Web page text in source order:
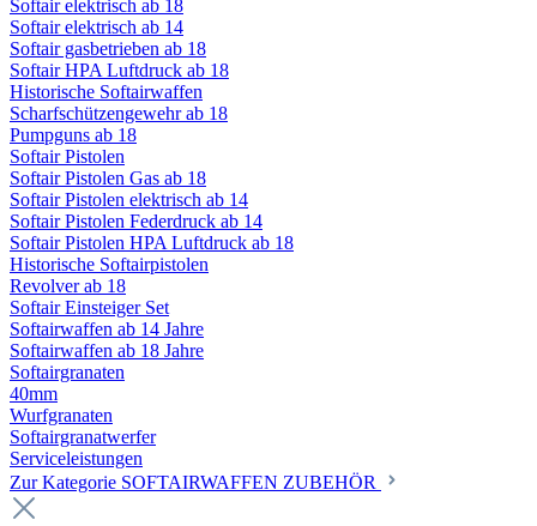
Softair elektrisch ab 18
Softair elektrisch ab 14
Softair gasbetrieben ab 18
Softair HPA Luftdruck ab 18
Historische Softairwaffen
Scharfschützengewehr ab 18
Pumpguns ab 18
Softair Pistolen
Softair Pistolen Gas ab 18
Softair Pistolen elektrisch ab 14
Softair Pistolen Federdruck ab 14
Softair Pistolen HPA Luftdruck ab 18
Historische Softairpistolen
Revolver ab 18
Softair Einsteiger Set
Softairwaffen ab 14 Jahre
Softairwaffen ab 18 Jahre
Softairgranaten
40mm
Wurfgranaten
Softairgranatwerfer
Serviceleistungen
Zur Kategorie SOFTAIRWAFFEN ZUBEHÖR